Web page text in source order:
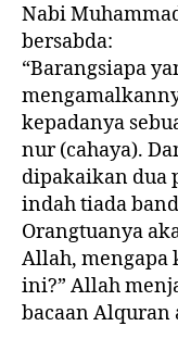
Nabi
bersabda:
“Barangsiapa
kepadanya
nur (cahaya).
dipakaikan dua
indah tiada
Orangtuanya
Allah,
ini?” Allah
bacaan Alquran